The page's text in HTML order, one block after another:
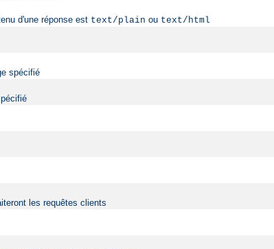
d'une réponse est text/plain ou text/html
spécifié
les requêtes clients